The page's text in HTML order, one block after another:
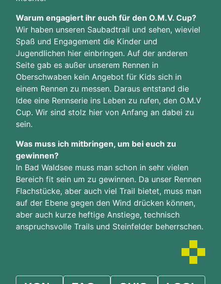
Warum engagiert ihr euch für den O.M.V. Cup?
Wir haben unseren Saubadtrail und sehen, wieviel
Spaß und Engagement die Kinder und
Jugendlichen hier einbringen. Auf der anderen
Seite gab es außer unserem Rennen in
Oberschwaben kein Angebot für Kids sich in
einem Rennen zu messen. Daraus entstand die
Idee eine Rennserie ins Leben zu rufen, den O.M.V
Cup. Wir sind stolz hier von Anfang an dabei zu
sein.
Was muss ich mitbringen, um bei euch zu
gewinnen?
In Bad Waldsee muss man schon in sehr vielen
Bereich fit sein um zu gewinnen. Da unser Rennen
Flachstücke, aber auch viel Trail bietet, muss man
auf der Ebene gegen den Wind drücken können,
aber auch kurze heftige Anstiege, technisch
anspruchsvolle Trails und Steinfelder beherrschen.